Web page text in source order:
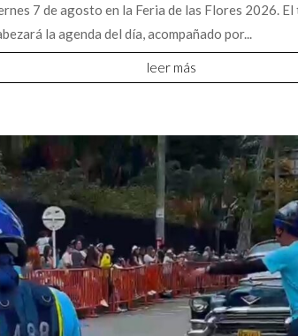
7 de agosto en la Feria de las Flores 2026.
la agenda del día, acompañado por...
leer más